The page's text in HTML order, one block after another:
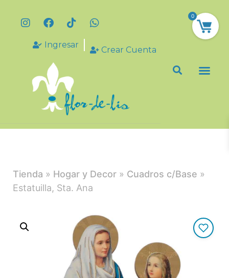
Ingresar
Crear Cuenta
Tienda » Hogar y Decor » Cuadros c/Base »
Estatuilla, Sta. Ana
0